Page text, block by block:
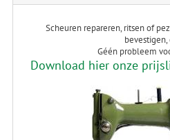
Scheuren repareren, ritsen of
bevestigen,
Géén probleem
Download hier onze